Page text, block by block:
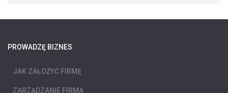
PROWADZĘ BIZNES
JAK ZAŁOŻYĆ FIRMĘ
ZARZĄDZANIE FIRMĄ